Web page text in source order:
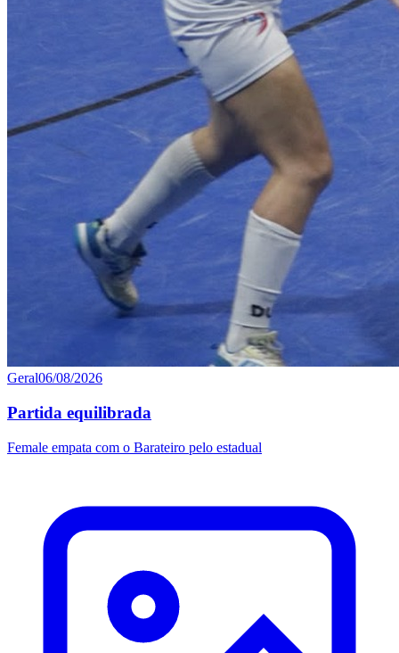
Geral06/08/2026
Partida equilibrada
Female empata com o Barateiro pelo estadual